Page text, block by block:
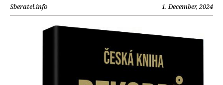
Sberatel.info 1. December, 2024